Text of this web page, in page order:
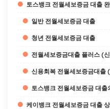
토스뱅크 전월세보증금 대출
일반 전월세보증금 대출
청년 전월세보증금 대출
전월세보증금대출 플러스 (
신용회복 전월세보증금대출
토스뱅크 전월세보증금 대출
케이뱅크 전월세보증금 대출